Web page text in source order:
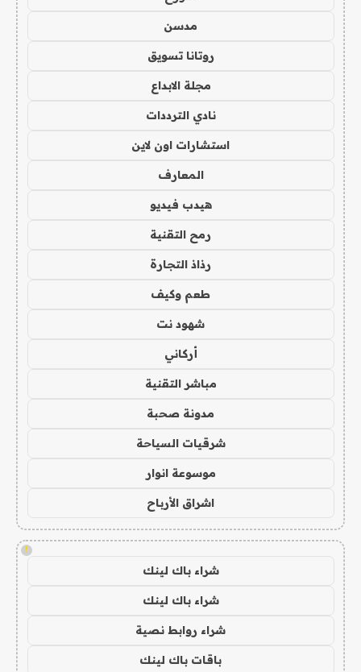
مدسن
روتانا تسويق
مجلة الابداع
نادي الترددات
استشارات اون لاين
المعارف
هيدب فيديو
رمح التقنية
رذاذ التجارة
طعم وكيف
شهود نت
أركاني
مباشر التقنية
مدونة صحبة
شرقيات السياحة
موسوعة انوار
اشراق الأرباح
!
شراء باك لينك
شراء باك لينك
شراء روابط نصية
باقات باك لينك